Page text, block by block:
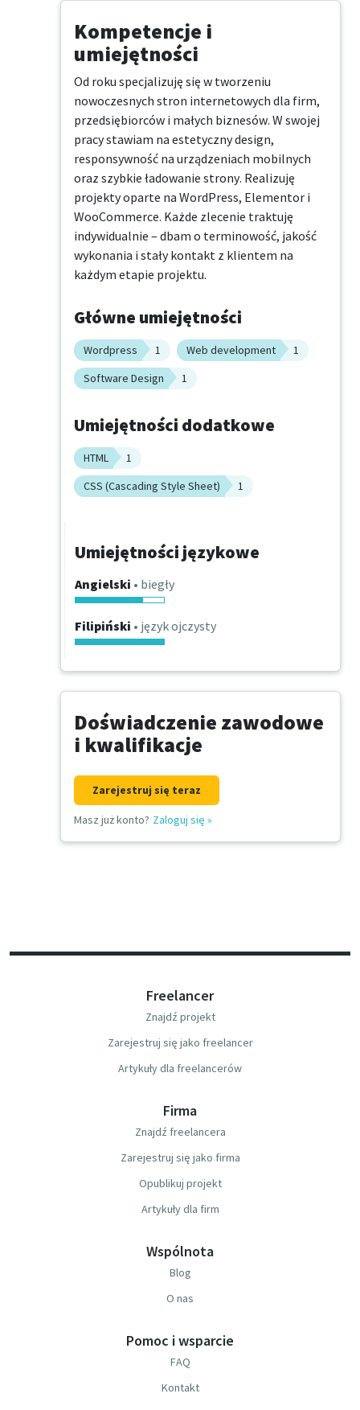
Kompetencje i
umiejętności
Od roku specjalizuję się w tworzeniu
nowoczesnych stron internetowych dla firm,
przedsiębiorców i małych biznesów. W swojej
pracy stawiam na estetyczny design,
responsywność na urządzeniach mobilnych
oraz szybkie ładowanie strony. Realizuję
projekty oparte na WordPress, Elementor i
WooCommerce. Każde zlecenie traktuję
indywidualnie – dbam o terminowość, jakość
wykonania i stały kontakt z klientem na
każdym etapie projektu.
Główne umiejętności
Wordpress 1 Web development
1
Software Design
1
Umiejętności dodatkowe
HTML
1
CSS (Cascading Style Sheet)
1
Umiejętności językowe
Angielski • biegły
Filipiński • język ojczysty
Doświadczenie zawodowe
i kwalifikacje
Zarejestruj się teraz
Masz już konto? Zaloguj się »
Freelancer
Znajdź projekt
Zarejestruj się jako freelancer
Artykuły dla freelancerów
Firma
Znajdź freelancera
Zarejestruj się jako firma
Opublikuj projekt
Artykuły dla firm
Wspólnota
Blog
O nas
Pomoc i wsparcie
FAQ
Kontakt